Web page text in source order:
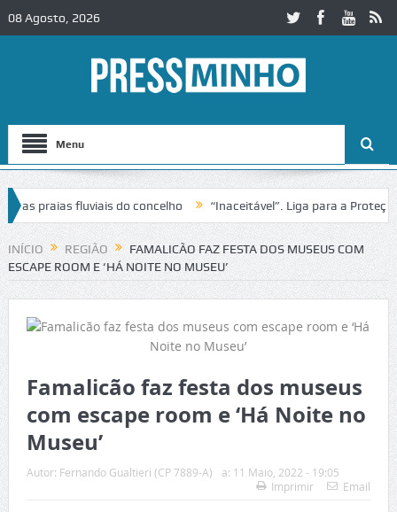
08 Agosto, 2026
Menu
fluviais do concelho “Inaceitável”. Liga para a Proteção da
de trânsito no IC2 em Alcobaça Igreja do Castelo de Cerveira
INÍCIO REGIÃO
FAMALICÃO FAZ FESTA DOS MUSEUS COM
ESCAPE ROOM E ‘HÁ NOITE NO MUSEU’
Famalicão faz festa dos museus
com escape room e ‘Há Noite no
Museu’
Autor: Fernando Gualtieri (CP 7889-A) a: 11 Maio, 2022 - 19:05
Imprimir
Email